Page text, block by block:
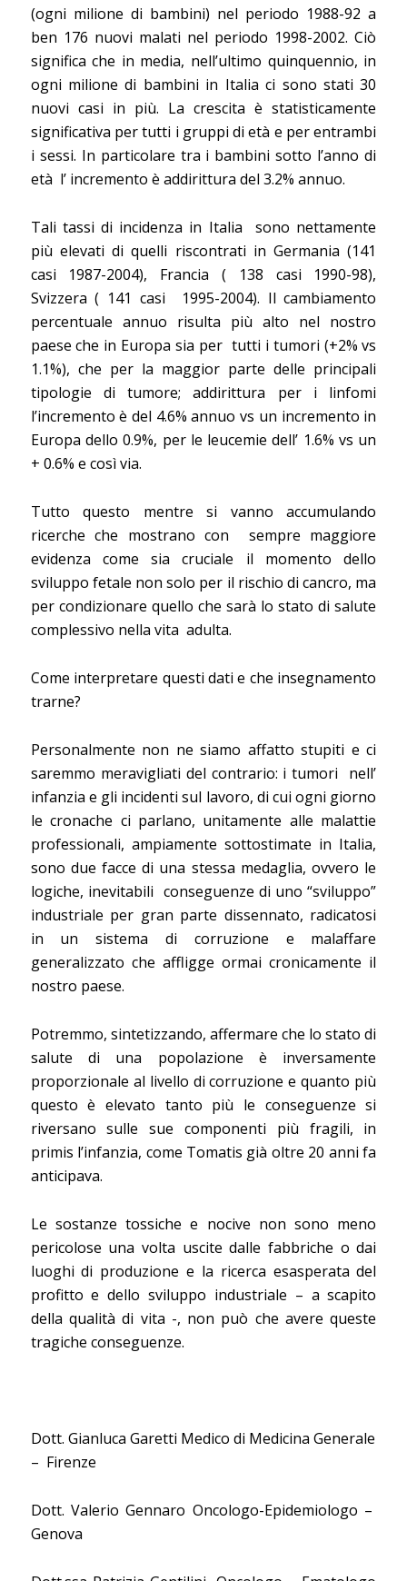
(ogni milione di bambini) nel periodo 1988-92 a
ben 176 nuovi malati nel periodo 1998-2002. Ciò
significa che in media, nell’ultimo quinquennio, in
ogni milione di bambini in Italia ci sono stati 30
nuovi casi in più. La crescita è statisticamente
significativa per tutti i gruppi di età e per entrambi
i sessi. In particolare tra i bambini sotto l’anno di
età l’ incremento è addirittura del 3.2% annuo.
Tali tassi di incidenza in Italia
sono nettamente
più elevati di quelli riscontrati in Germania (141
casi 1987-2004), Francia ( 138 casi 1990-98),
Svizzera ( 141 casi
1995-2004). Il cambiamento
percentuale annuo risulta più alto nel nostro
paese che in Europa sia per tutti i tumori (+2% vs
1.1%), che per la maggior parte delle principali
tipologie di tumore; addirittura per i linfomi
l’incremento è del 4.6% annuo vs un incremento in
Europa dello 0.9%, per le leucemie dell’ 1.6% vs un
+ 0.6% e così via.
Tutto questo mentre si vanno accumulando
ricerche che mostrano con
sempre maggiore
evidenza come sia cruciale il momento dello
sviluppo fetale non solo per il rischio di cancro, ma
per condizionare quello che sarà lo stato di salute
complessivo nella vita adulta.
Come interpretare questi dati e che insegnamento
trarne?
Personalmente non ne siamo affatto stupiti e ci
saremmo meravigliati del contrario: i tumori
nell’
infanzia e gli incidenti sul lavoro, di cui ogni giorno
le cronache ci parlano, unitamente alle malattie
professionali, ampiamente sottostimate in Italia,
sono due facce di una stessa medaglia, ovvero le
logiche, inevitabili conseguenze di uno “sviluppo”
industriale per gran parte dissennato, radicatosi
in un sistema di corruzione e malaffare
generalizzato che affligge ormai cronicamente il
nostro paese.
Potremmo, sintetizzando, affermare che lo stato di
salute di una popolazione è inversamente
proporzionale al livello di corruzione e quanto più
questo è elevato tanto più le conseguenze si
riversano sulle sue componenti più fragili, in
primis l’infanzia, come Tomatis già oltre 20 anni fa
anticipava.
Le sostanze tossiche e nocive non sono meno
pericolose una volta uscite dalle fabbriche o dai
luoghi di produzione e la ricerca esasperata del
profitto e dello sviluppo industriale – a scapito
della qualità di vita -, non può che avere queste
tragiche conseguenze.
Dott. Gianluca Garetti Medico di Medicina Generale
– Firenze
Dott. Valerio Gennaro Oncologo-Epidemiologo –
Genova